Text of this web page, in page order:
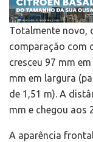
Totalmente novo,
comparação com
cresceu 97 mm
mm em largura
de 1,51 m). A
mm e chegou aos
A aparência